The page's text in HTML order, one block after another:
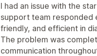
I had an issue with the
support team responded
friendly, and efficient in
The problem was
communication